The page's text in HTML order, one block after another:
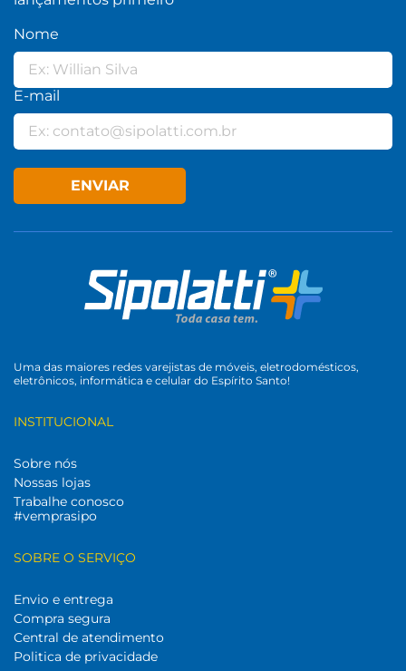
Nome
E-mail
ENVIAR
Uma das maiores redes varejistas de móveis, eletrodomésticos,
eletrônicos, informática e celular do Espírito Santo!
INSTITUCIONAL
Sobre nós
Nossas lojas
Trabalhe conosco
#vemprasipo
SOBRE O SERVIÇO
Envio e entrega
Compra segura
Central de atendimento
Politica de privacidade